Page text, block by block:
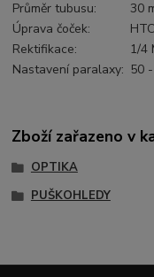
Průměr tubusu:
30
Úprava čoček:
HTC
Rektifikace:
1/4
Nastavení paralaxy: 50
Zboží zařazeno v
OPTIKA
PUŠKOHLEDY